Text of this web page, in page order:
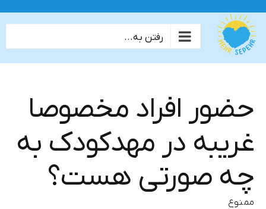
کردن
محتوا
رفتن به...
حضور افراد مخصوصا
غریبه در مهدکودک به
چه صورتی هست؟
ممنوع